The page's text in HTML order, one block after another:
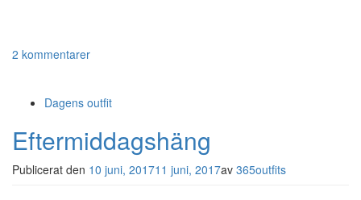
2 kommentarer
Dagens outfit
Eftermiddagshäng
Publicerat den 10 juni, 201711 juni, 2017av 365outfits